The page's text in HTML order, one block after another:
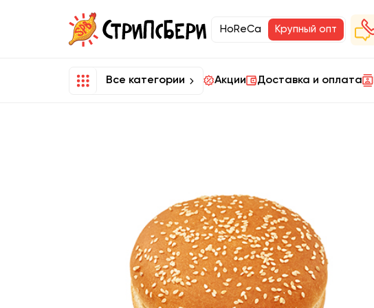
HoReCa Крупный опт
Все категории Акции Доставка и оплата